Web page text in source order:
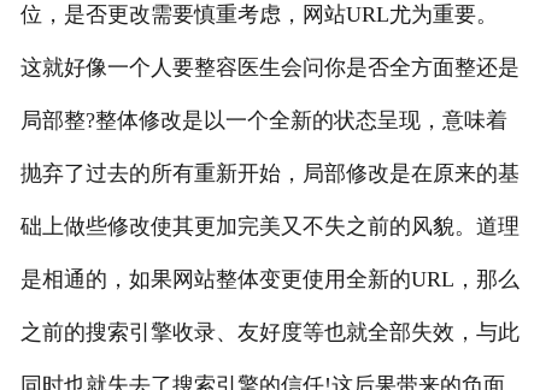
位，是否更改需要慎重考虑，网站URL尤为重要。
这就好像一个人要整容医生会问你是否全方面整还是
局部整?整体修改是以一个全新的状态呈现，意味着
抛弃了过去的所有重新开始，局部修改是在原来的基
础上做些修改使其更加完美又不失之前的风貌。道理
是相通的，如果网站整体变更使用全新的URL，那么
之前的搜索引擎收录、友好度等也就全部失效，与此